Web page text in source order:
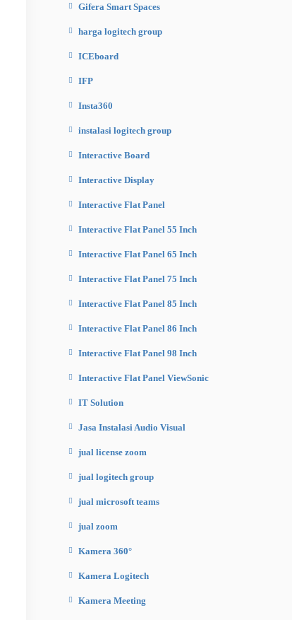
Gifera Smart Spaces
harga logitech group
ICEboard
IFP
Insta360
instalasi logitech group
Interactive Board
Interactive Display
Interactive Flat Panel
Interactive Flat Panel 55 Inch
Interactive Flat Panel 65 Inch
Interactive Flat Panel 75 Inch
Interactive Flat Panel 85 Inch
Interactive Flat Panel 86 Inch
Interactive Flat Panel 98 Inch
Interactive Flat Panel ViewSonic
IT Solution
Jasa Instalasi Audio Visual
jual license zoom
jual logitech group
jual microsoft teams
jual zoom
Kamera 360°
Kamera Logitech
Kamera Meeting